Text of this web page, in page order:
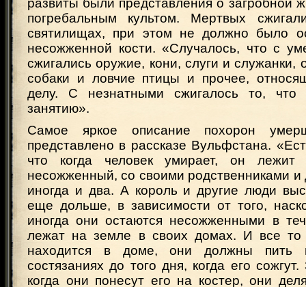
развиты были представления о загробной
погребальным культом. Мертвых
святилищах, при этом не должно было
несожженной кости. «Случалось, что с
сжигались оружие, кони, слуги и служанки,
собаки и ловчие птицы и прочее,
делу. С незнатными сжигалось то, что
занятию».
Самое яркое описание похорон
представлено в рассказе Вульфстана.
что когда человек умирает, он
несожженный, со своими родственниками и
иногда и два. А король и другие люди
еще дольше, в зависимости от того,
иногда они остаются несожженными в
лежат на земле в своих домах. И все то
находится в доме, они должны пить
состязаниях до того дня, когда его
когда они понесут его на костер, они